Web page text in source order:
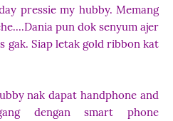
pressie my hubby. Memang
pun dok senyum ajer
gak. Siap letak gold ribbon kat
nak dapat handphone and
dengan smart phone